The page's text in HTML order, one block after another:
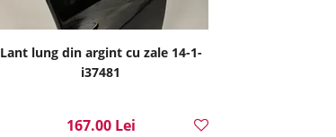
Lant lung din argint cu zale 14-1-
i37481
167.00 Lei